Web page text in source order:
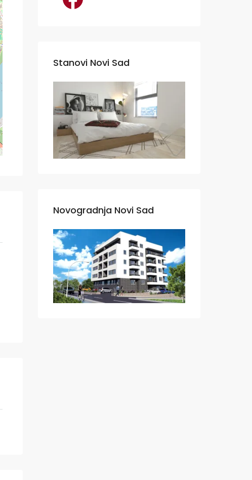
Stanovi Novi Sad
Novogradnja Novi Sad